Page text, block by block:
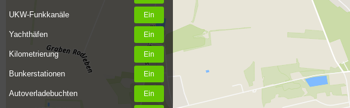
UKW-Funkkanäle
Yachthäfen
Kilometrierung
Bunkerstationen
Autoverladebuchten